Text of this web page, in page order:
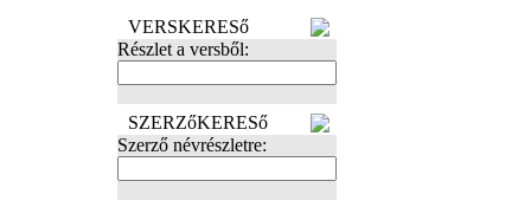
VERSKERESő
Részlet a versből:
SZERZőKERESő
Szerző névrészletre: